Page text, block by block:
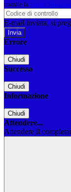
tramite la Login
E-mail inviata, si
Errore
Chiudi
Successo
Chiudi
Informazione
Chiudi
Attendere...
Attendere il